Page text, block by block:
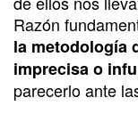
Razón
la metodología
imprecisa o
parecerlo ante